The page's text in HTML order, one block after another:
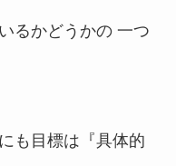
るかどうかの 一つ
も目標は『具体的